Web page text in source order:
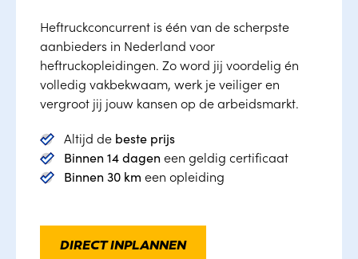
Heftruckconcurrent is één van de scherpste
aanbieders in Nederland voor
heftruckopleidingen. Zo word jij voordelig én
volledig vakbekwaam, werk je veiliger en
vergroot jij jouw kansen op de arbeidsmarkt.
Altijd de beste prijs
Binnen 14 dagen een geldig certificaat
Binnen 30 km een opleiding
DIRECT INPLANNEN